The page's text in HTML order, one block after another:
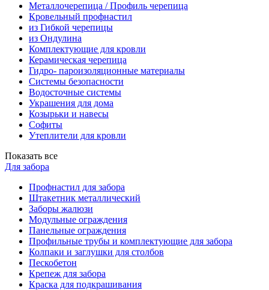
Металлочерепица / Профиль черепица
Кровельный профнастил
из Гибкой черепицы
из Ондулина
Комплектующие для кровли
Керамическая черепица
Гидро- пароизоляционные материалы
Системы безопасности
Водосточные системы
Украшения для дома
Козырьки и навесы
Софиты
Утеплители для кровли
Показать все
Для забора
Профнастил для забора
Штакетник металлический
Заборы жалюзи
Модульные ограждения
Панельные ограждения
Профильные трубы и комплектующие для забора
Колпаки и заглушки для столбов
Пескобетон
Крепеж для забора
Краска для подкрашивания